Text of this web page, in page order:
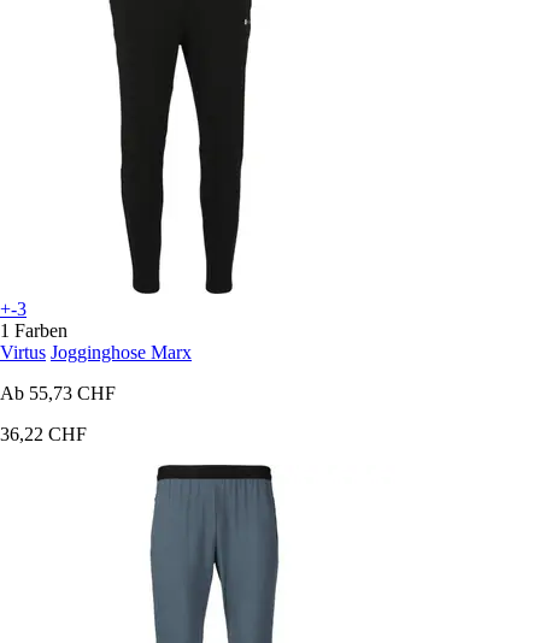
+-3
1 Farben
Virtus Jogginghose Marx
Ab 55,73 CHF
36,22 CHF